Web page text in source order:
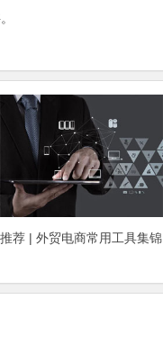
推荐 | 外贸电商常用工具集锦